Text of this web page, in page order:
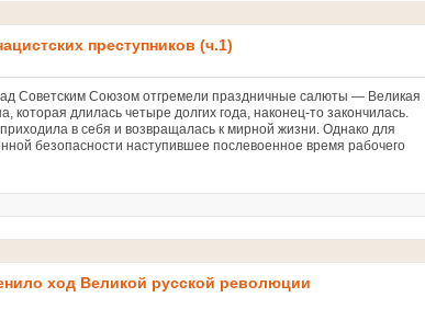
преступников (ч.1)
Советским Союзом отгремели праздничные салюты — Великая
которая длилась четыре долгих года, наконец-то закончилась.
в себя и возвращалась к мирной жизни. Однако для
безопасности наступившее послевоенное время рабочего
ход Великой русской революции